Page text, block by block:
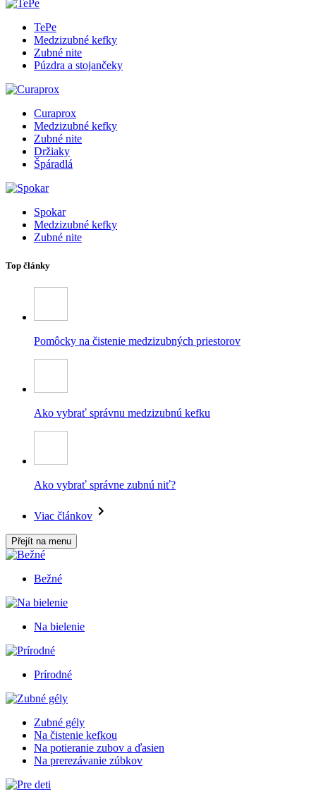
TePe
Medzizubné kefky
Zubné nite
Púzdra a stojančeky
Curaprox
Medzizubné kefky
Zubné nite
Držiaky
Špáradlá
Spokar
Medzizubné kefky
Zubné nite
Top články
Pomôcky na čistenie medzizubných priestorov
Ako vybrať správnu medzizubnú kefku
Ako vybrať správne zubnú niť?
Viac článkov
Přejít na menu
Bežné
Na bielenie
Prírodné
Zubné gély
Na čistenie kefkou
Na potieranie zubov a ďasien
Na prerezávanie zúbkov